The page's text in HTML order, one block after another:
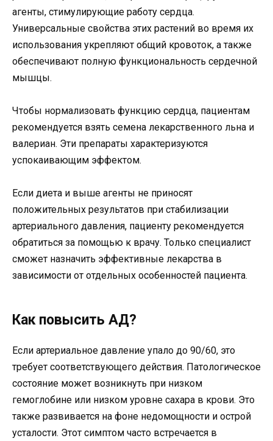
агенты, стимулирующие работу сердца.
Универсальные свойства этих растений во время их
использования укрепляют общий кровоток, а также
обеспечивают полную функциональность сердечной
мышцы.
Чтобы нормализовать функцию сердца, пациентам
рекомендуется взять семена лекарственного льна и
валериан. Эти препараты характеризуются
успокаивающим эффектом.
Если диета и выше агенты не приносят
положительных результатов при стабилизации
артериального давления, пациенту рекомендуется
обратиться за помощью к врачу. Только специалист
сможет назначить эффективные лекарства в
зависимости от отдельных особенностей пациента.
Как повысить АД?
Если артериальное давление упало до 90/60, это
требует соответствующего действия. Патологическое
состояние может возникнуть при низком
гемоглобине или низком уровне сахара в крови. Это
также развивается на фоне недомощности и острой
усталости. Этот симптом часто встречается в